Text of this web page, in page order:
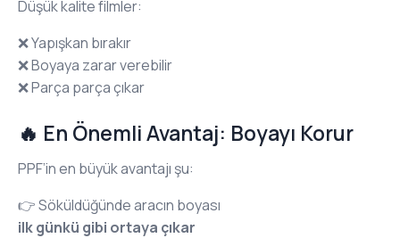
Düşük kalite filmler:
❌ Yapışkan bırakır
❌ Boyaya zarar verebilir
❌ Parça parça çıkar
🔥 En Önemli Avantaj: Boyayı Korur
PPF’in en büyük avantajı şu:
👉 Söküldüğünde aracın boyası
ilk günkü gibi ortaya çıkar